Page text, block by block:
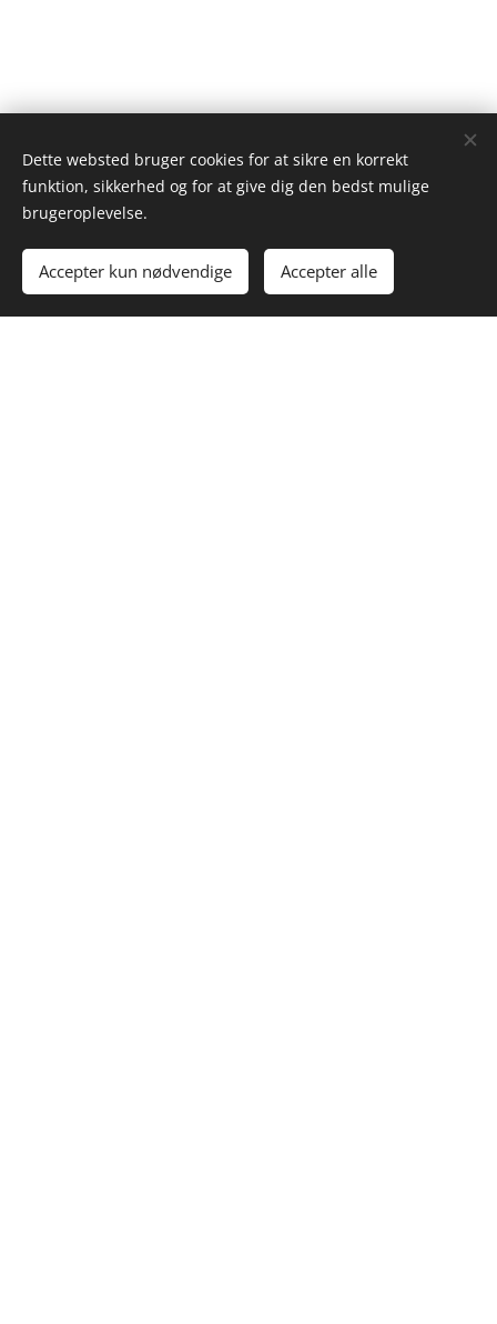
Dette websted bruger cookies for at sikre en korrekt
funktion, sikkerhed og for at give dig den bedst mulige
brugeroplevelse.
Accepter kun nødvendige Accepter alle